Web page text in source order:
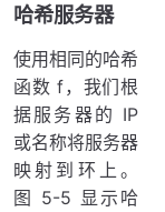
哈希服务器
使用相同的哈希
函数 f，我们根
据服务器的 IP
或名称将服务器
映射到环上。
图 5-5 显示哈